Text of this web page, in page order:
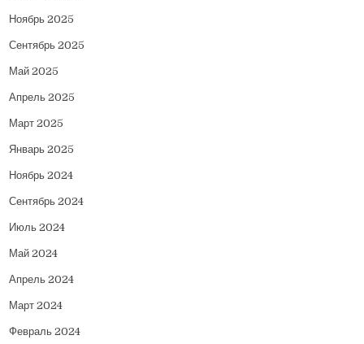
Ноябрь 2025
Сентябрь 2025
Май 2025
Апрель 2025
Март 2025
Январь 2025
Ноябрь 2024
Сентябрь 2024
Июль 2024
Май 2024
Апрель 2024
Март 2024
Февраль 2024